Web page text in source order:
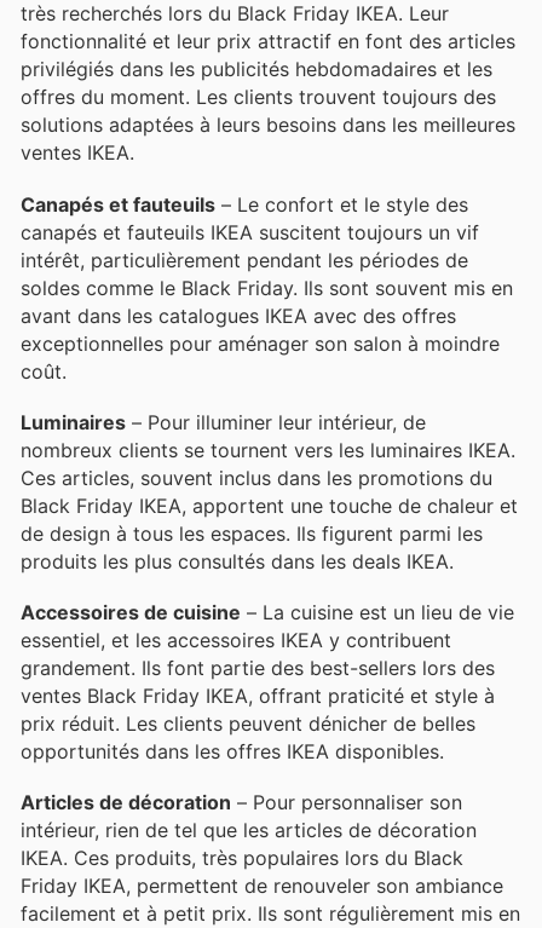
très recherchés lors du Black Friday IKEA. Leur
fonctionnalité et leur prix attractif en font des articles
privilégiés dans les publicités hebdomadaires et les
offres du moment. Les clients trouvent toujours des
solutions adaptées à leurs besoins dans les meilleures
ventes IKEA.
Canapés et fauteuils – Le confort et le style des
canapés et fauteuils IKEA suscitent toujours un vif
intérêt, particulièrement pendant les périodes de
soldes comme le Black Friday. Ils sont souvent mis en
avant dans les catalogues IKEA avec des offres
exceptionnelles pour aménager son salon à moindre
coût.
Luminaires – Pour illuminer leur intérieur, de
nombreux clients se tournent vers les luminaires IKEA.
Ces articles, souvent inclus dans les promotions du
Black Friday IKEA, apportent une touche de chaleur et
de design à tous les espaces. Ils figurent parmi les
produits les plus consultés dans les deals IKEA.
Accessoires de cuisine – La cuisine est un lieu de vie
essentiel, et les accessoires IKEA y contribuent
grandement. Ils font partie des best-sellers lors des
ventes Black Friday IKEA, offrant praticité et style à
prix réduit. Les clients peuvent dénicher de belles
opportunités dans les offres IKEA disponibles.
Articles de décoration – Pour personnaliser son
intérieur, rien de tel que les articles de décoration
IKEA. Ces produits, très populaires lors du Black
Friday IKEA, permettent de renouveler son ambiance
facilement et à petit prix. Ils sont régulièrement mis en